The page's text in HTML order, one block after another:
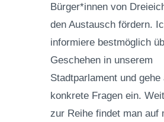
Bürger*innen von
den Austausch fördern.
informiere bestmöglich
Geschehen in unserem
Stadtparlament und gehe
konkrete Fragen ein.
zur Reihe findet man auf